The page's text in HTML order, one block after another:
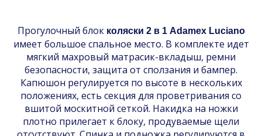
Прогулочный блок коляски 2 в 1 Adamex Luciano
имеет большое спальное место. В комплекте идет
мягкий махровый матрасик-вкладыш, ремни
безопасности, защита от сползания и бампер.
Капюшон регулируется по высоте в нескольких
положениях, есть секция для проветривания со
вшитой москитной сеткой. Накидка на ножки
плотно прилегает к блоку, продуваемые щели